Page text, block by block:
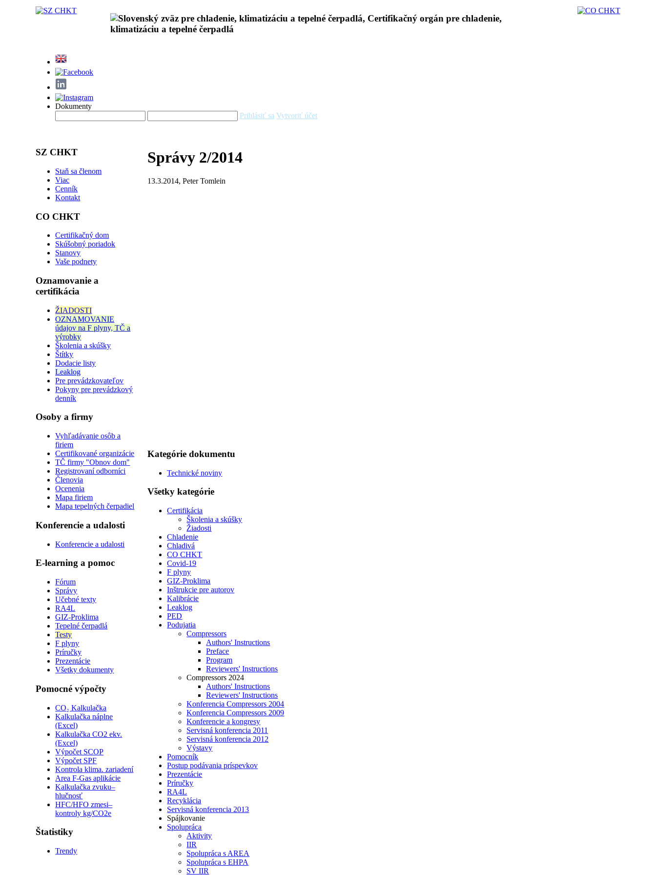
Dokumenty
Prihlásiť sa Vytvoriť účet
SZ CHKT
Staň sa členom
Viac
Cenník
Kontakt
CO CHKT
Certifikačný dom
Skúšobný poriadok
Stanovy
Vaše podnety
Oznamovanie a
certifikácia
ŽIADOSTI
OZNAMOVANIE
údajov na F plyny, TČ a
výrobky
Školenia a skúšky
Štítky
Dodacie listy
Leaklog
Pre prevádzkovateľov
Pokyny pre prevádzkový
denník
Osoby a firmy
Vyhľadávanie osôb a
firiem
Certifikované organizácie
TČ firmy "Obnov dom"
Registrovaní odborníci
Členovia
Ocenenia
Mapa firiem
Mapa tepelných čerpadiel
Konferencie a udalosti
Konferencie a udalosti
E-learning a pomoc
Fórum
Správy
Učebné texty
RA4L
GIZ-Proklima
Tepelné čerpadlá
Testy
F plyny
Príručky
Prezentácie
Všetky dokumenty
Pomocné výpočty
CO₂ Kalkulačka
Kalkulačka náplne
(Excel)
Kalkulačka CO2 ekv.
(Excel)
Výpočet SCOP
Výpočet SPF
Kontrola klima. zariadení
Area F-Gas aplikácie
Kalkulačka zvuku–
hlučnosť
HFC/HFO zmesi–
kontroly kg/CO2e
Štatistiky
Trendy
Správy 2/2014
13.3.2014, Peter Tomlein
Kategórie dokumentu
Technické noviny
Všetky kategórie
Certifikácia
Školenia a skúšky
Žiadosti
Chladenie
Chladivá
CO CHKT
Covid-19
F plyny
GIZ-Proklima
Inštrukcie pre autorov
Kalibrácie
Leaklog
PED
Podujatia
Compressors
Authors' Instructions
Preface
Program
Reviewers' Instructions
Compressors 2024
Authors' Instructions
Reviewers' Instructions
Konferencia Compressors 2004
Konferencia Compressors 2009
Konferencie a kongresy
Servisná konferencia 2011
Servisná konferencia 2012
Výstavy
Pomocník
Postup podávania príspevkov
Prezentácie
Príručky
RA4L
Recyklácia
Servisná konferencia 2013
Spájkovanie
Spolupráca
Aktivity
IIR
Spolupráca s AREA
Spolupráca s EHPA
SV IIR